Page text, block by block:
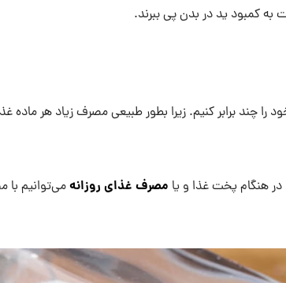
به کمبود ید در بدن پی ببرند.
چند برابر کنیم. زیرا بطور طبیعی مصرف زیاد هر ماده
هنگام پخت غذا و یا مصرف غذای روزانهمی‌توانیم